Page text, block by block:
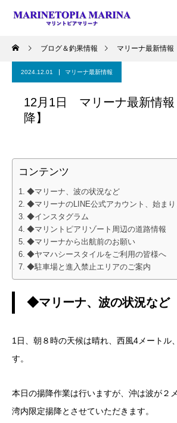
ブログ＆釣果情報 マリーナ最新情報
2024.12.01 マリーナ最新情報
12月1日 マリーナ最新情報
降】
コンテンツ
◆マリーナ、波の状況など
◆マリーナのLINE公式アカウント、始まり
◆インスタグラム
◆マリントピアリゾート周辺の道路情報
◆マリーナから出航前のお願い
◆ヤマハシースタイルをご利用の皆様へ
◆駐車場と進入禁止エリアのご案内
◆マリーナ、波の状況など
1日、朝８時の天候は晴れ、西風4メートル
す。
本日の揚降作業は行いますが、沖は波が２
湾内限定揚降とさせていただきます。